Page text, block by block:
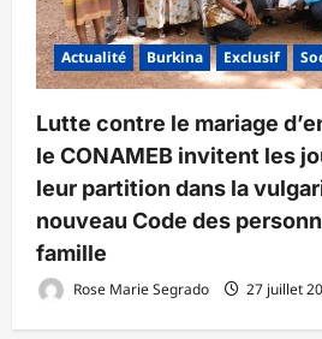
Actualité Burkina Exclusif
Lutte contre le mariage
le CONAMEB invitent les
leur partition dans la
nouveau Code des
famille
Rose Marie Segrado 27 juillet